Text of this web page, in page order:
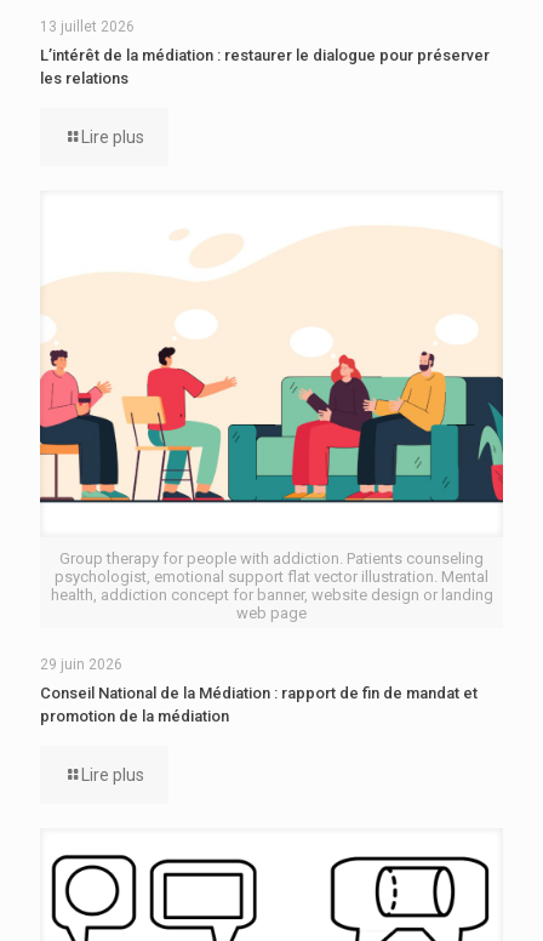
13 juillet 2026
L’intérêt de la médiation : restaurer le dialogue pour préserver
les relations
Lire plus
Group therapy for people with addiction. Patients counseling
psychologist, emotional support flat vector illustration. Mental
health, addiction concept for banner, website design or landing
web page
29 juin 2026
Conseil National de la Médiation : rapport de fin de mandat et
promotion de la médiation
Lire plus